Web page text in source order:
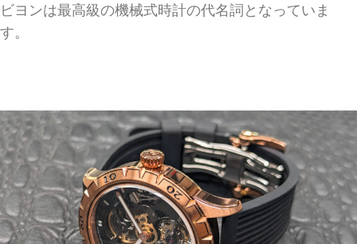
ビヨンは最高級の機械式時計の代名詞となっていま
す。